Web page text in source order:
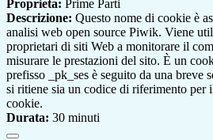
Proprieta: Prime Parti
Descrizione: Questo nome di cookie è
analisi web open source Piwik. Viene
proprietari di siti Web a monitorare il
misurare le prestazioni del sito. È un
prefisso _pk_ses è seguito da una breve
si ritiene sia un codice di riferimento per
cookie.
Durata: 30 minuti